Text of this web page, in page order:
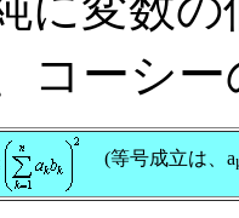
コーシー
(等号成立は、a